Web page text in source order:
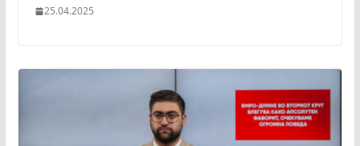
25.04.2025